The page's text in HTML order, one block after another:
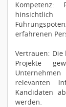
Kompetenz:
hinsichtlich
erfahrenen
Vertrauen:
Projekte
relevanten
Kandidaten
werden.